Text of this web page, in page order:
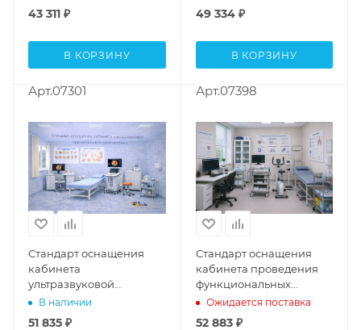
43 311 ₽
В КОРЗИНУ
49 334₽
В КОРЗИНУ
Арт.07301
Стандарт оснащения
кабинета
ультразвуковой
пренатальной
В наличии
51 835 ₽
Арт.07398
Стандарт оснащения
кабинета проведения
функциональных
исследований
Ожидается поставка
52 883₽